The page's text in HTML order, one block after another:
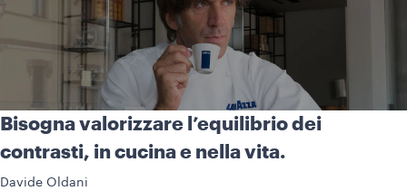
Bisogna valorizzare l’equilibrio dei
contrasti, in cucina e nella vita.
Davide Oldani